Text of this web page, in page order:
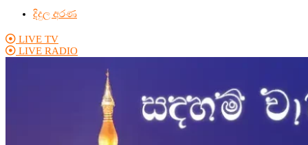
දිදුල අරණ
LIVE TV
LIVE RADIO